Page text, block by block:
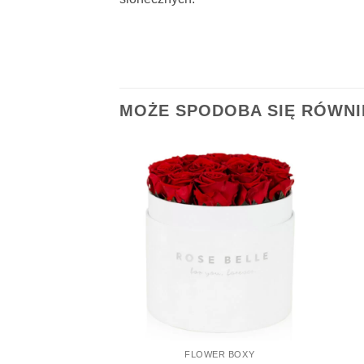
MOŻE SPODOBA SIĘ
FLOWER BOXY